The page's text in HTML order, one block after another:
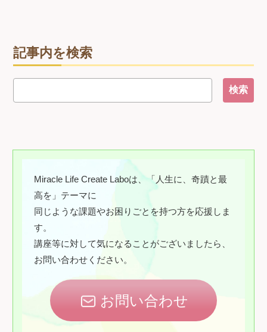
記事内を検索
Miracle Life Create Laboは、「人生に、奇蹟と最
高を」テーマに
同じような課題やお困りごとを持つ方を応援しま
す。
講座等に対して気になることがございましたら、
お問い合わせください。
お問い合わせ